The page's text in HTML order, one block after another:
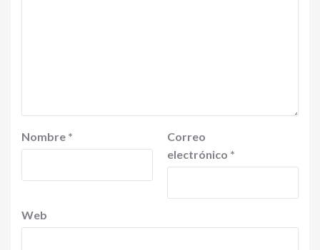
Nombre *
Correo
electrónico *
Web